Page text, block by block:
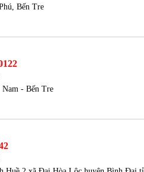
Bến Tre
Nam - Bến Tre